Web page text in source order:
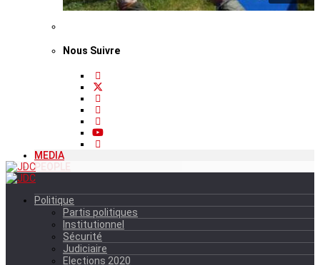
Nous Suivre
MEDIA
PEOPLE
Politique
Partis politiques
Institutionnel
Sécurité
Judiciaire
Elections 2020